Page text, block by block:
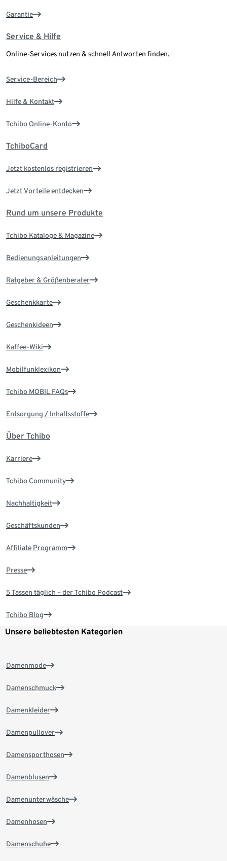
Garantie
Service & Hilfe
Online-Services nutzen & schnell Antworten finden.
Service-Bereich
Hilfe & Kontakt
Tchibo Online-Konto
TchiboCard
Jetzt kostenlos registrieren
Jetzt Vorteile entdecken
Rund um unsere Produkte
Tchibo Kataloge & Magazine
Bedienungsanleitungen
Ratgeber & Größenberater
Geschenkkarte
Geschenkideen
Kaffee-Wiki
Mobilfunklexikon
Tchibo MOBIL FAQs
Entsorgung / Inhaltsstoffe
Über Tchibo
Karriere
Tchibo Community
Nachhaltigkeit
Geschäftskunden
Affiliate Programm
Presse
5 Tassen täglich – der Tchibo Podcast
Tchibo Blog
Unsere beliebtesten Kategorien
Damenmode
Damenschmuck
Damenkleider
Damenpullover
Damensporthosen
Damenblusen
Damenunterwäsche
Damenhosen
Damenschuhe